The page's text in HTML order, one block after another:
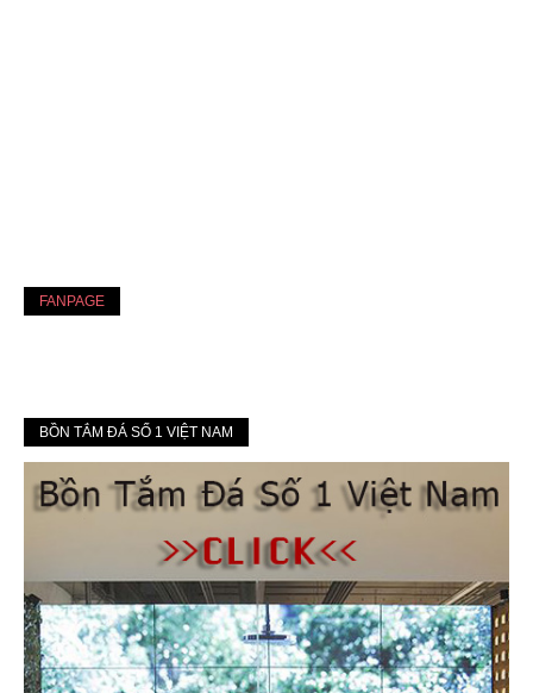
FANPAGE
BỒN TẮM ĐÁ SỐ 1 VIỆT NAM